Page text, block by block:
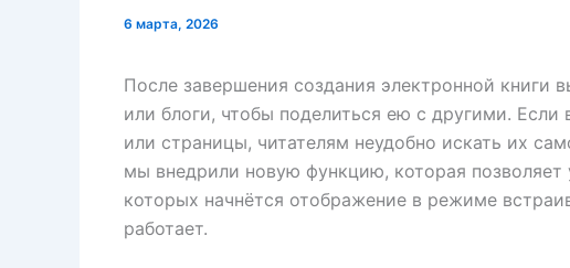
6 марта, 2026
После завершения создания электронной книги
или блоги, чтобы поделиться ею с другими. Если
или страницы, читателям неудобно искать их
мы внедрили новую функцию, которая позволяет
которых начнётся отображение в режиме
работает.